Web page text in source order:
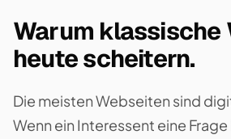
Warum klassische
heute scheitern.
Die meisten Webseiten sind
Wenn ein Interessent eine Frage